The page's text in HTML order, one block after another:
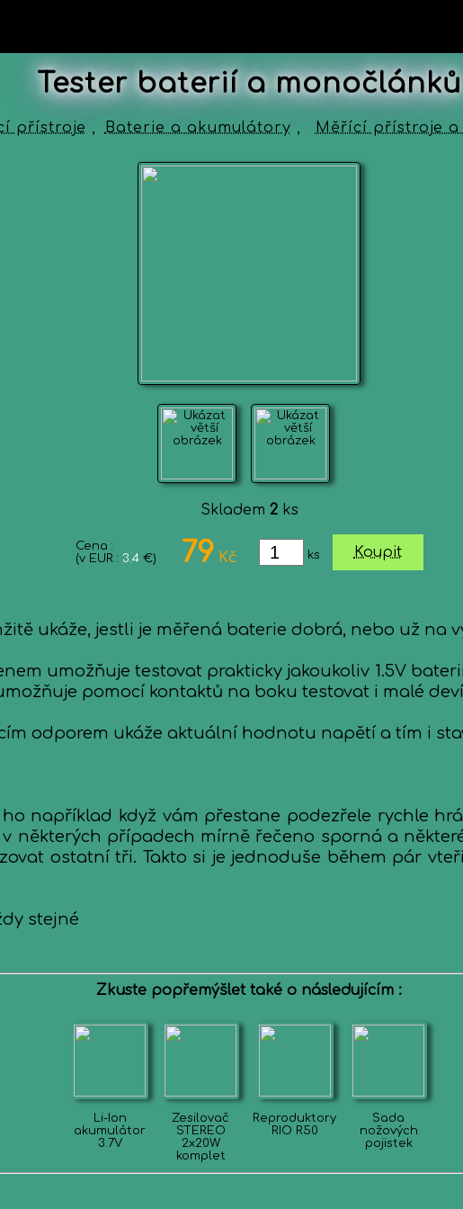
Tester baterií a monočlánků
přístroje , Baterie a akumulátory , Měřící přístroje a
Skladem 2ks
Cena :
(v EUR : 3.4€) 79 Kč ks Koupit
ukáže, jestli je měřená baterie dobrá, nebo už na
umožňuje testovat prakticky jakoukoliv 1.5V
pomocí kontaktů na boku testovat i malé
odporem ukáže aktuální hodnotu napětí a tím i
například když vám přestane podezřele rychle
některých případech mírně řečeno sporná a
ostatní tři. Takto si je jednoduše během pár
stejné
Zkuste popřemýšlet také o následujícím :
Li-Ion
akumulátor
3.7V
Zesilovač
STEREO
2x20W
komplet
Reproduktory
RIO R50
Sada
nožových
pojistek